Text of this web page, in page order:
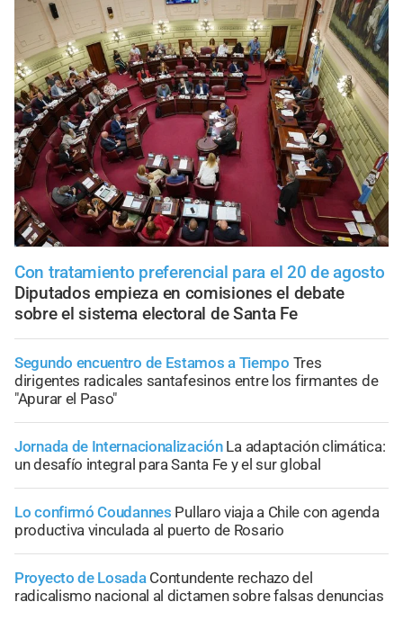
Con tratamiento preferencial para el 20 de agosto
Diputados empieza en comisiones el debate
sobre el sistema electoral de Santa Fe
Segundo encuentro de Estamos a Tiempo Tres
dirigentes radicales santafesinos entre los firmantes de
"Apurar el Paso"
Jornada de Internacionalización La adaptación climática:
un desafío integral para Santa Fe y el sur global
Lo confirmó Coudannes Pullaro viaja a Chile con agenda
productiva vinculada al puerto de Rosario
Proyecto de Losada Contundente rechazo del
radicalismo nacional al dictamen sobre falsas denuncias